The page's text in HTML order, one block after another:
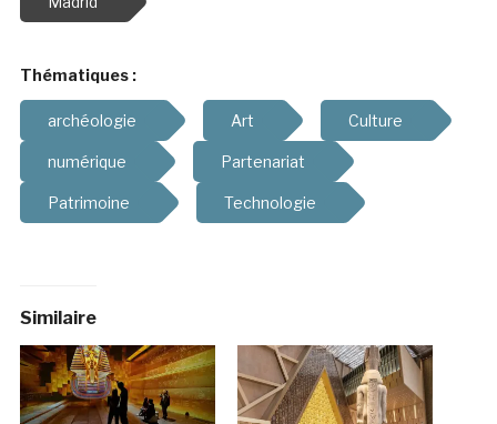
Thématiques :
archéologie Art Culture
numérique Partenariat
Patrimoine Technologie
Similaire